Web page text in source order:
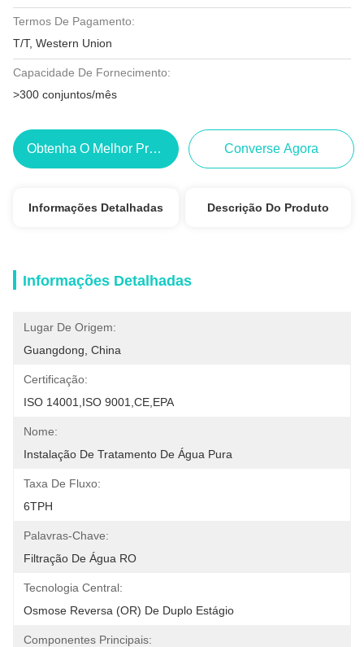
Termos De Pagamento:
T/T, Western Union
Capacidade De Fornecimento:
>300 conjuntos/mês
Obtenha O Melhor Preço Converse Agora
Informações Detalhadas Descrição Do Produto
Informações Detalhadas
Lugar De Origem:
Guangdong, China
Certificação:
ISO 14001,ISO 9001,CE,EPA
Nome:
Instalação De Tratamento De Água Pura
Taxa De Fluxo:
6TPH
Palavras-Chave:
Filtração De Água RO
Tecnologia Central:
Osmose Reversa (OR) De Duplo Estágio
Componentes Principais: